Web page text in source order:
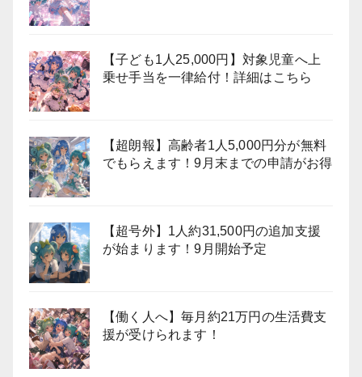
【子ども1人25,000円】対象児童へ上
乗せ手当を一律給付！詳細はこちら
【超朗報】高齢者1人5,000円分が無料
でもらえます！9月末までの申請がお得
【超号外】1人約31,500円の追加支援
が始まります！9月開始予定
【働く人へ】毎月約21万円の生活費支
援が受けられます！